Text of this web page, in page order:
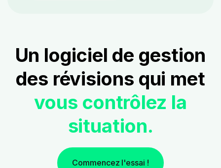
Un logiciel de gestion
des révisions qui met
vous contrôlez la
situation.
Commencez l'essai !